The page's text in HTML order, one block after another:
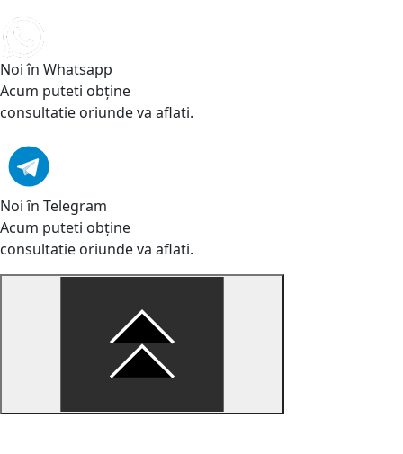
Noi în Whatsapp
Acum puteti obține
consultatie oriunde va aflati.
Noi în Telegram
Acum puteti obține
consultatie oriunde va aflati.